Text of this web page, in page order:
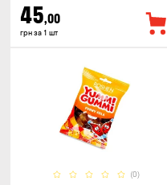
45,00
грн за 1 шт
(0)